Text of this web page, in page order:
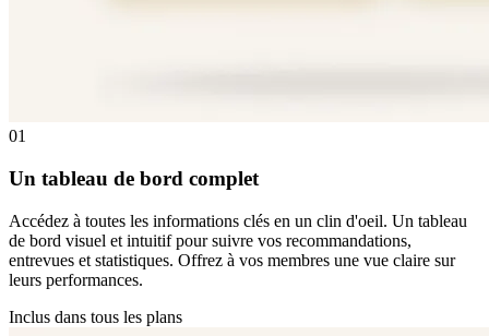
01
Un tableau de bord complet
Accédez à toutes les informations clés en un clin d'oeil. Un tableau
de bord visuel et intuitif pour suivre vos recommandations,
entrevues et statistiques. Offrez à vos membres une vue claire sur
leurs performances.
Inclus dans tous les plans